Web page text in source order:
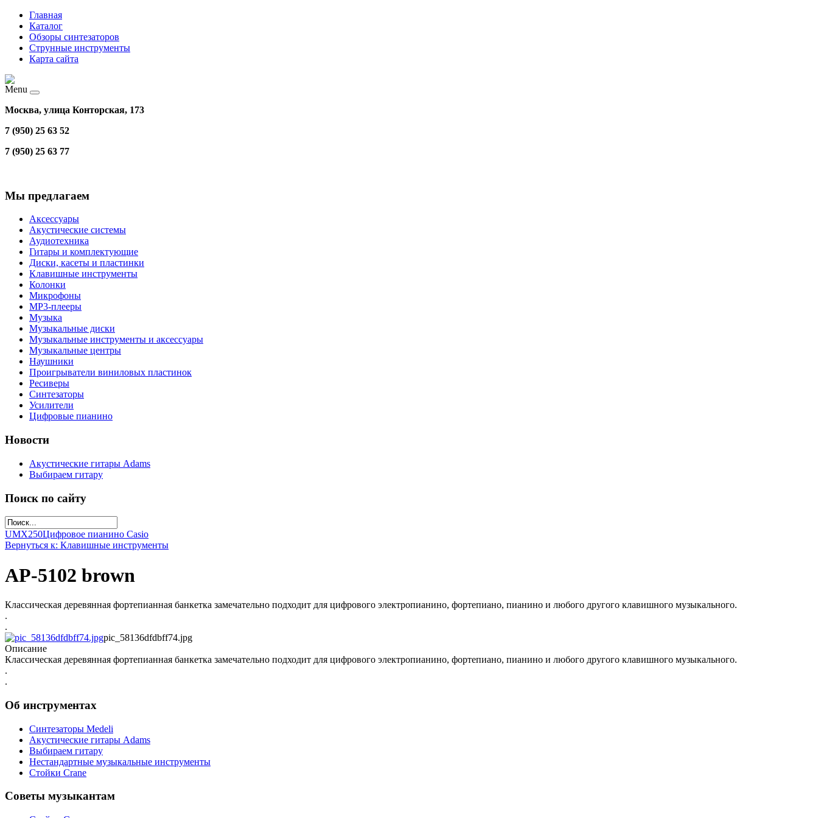
Главная
Каталог
Обзоры синтезаторов
Струнные инструменты
Карта сайта
Menu
Москва, улица Конторская, 173
7 (950) 25 63 52
7 (950) 25 63 77
Мы предлагаем
Аксессуары
Акустические системы
Аудиотехника
Гитары и комплектующие
Диски, касеты и пластинки
Клавишные инструменты
Колонки
Микрофоны
МР3-плееры
Музыка
Музыкальные диски
Музыкальные инструменты и аксессуары
Музыкальные центры
Наушники
Проигрыватели виниловых пластинок
Ресиверы
Синтезаторы
Усилители
Цифровые пианино
Новости
Акустические гитары Adams
Выбираем гитару
Поиск по сайту
UMX250Цифровое пианино Casio
Вернуться к: Клавишные инструменты
AP-5102 brown
Классическая деревянная фортепианная банкетка замечательно подходит для цифрового электропианино, фортепиано, пианино и любого другого клавишного музыкального.
.
.
pic_58136dfdbff74.jpg
Описание
Классическая деревянная фортепианная банкетка замечательно подходит для цифрового электропианино, фортепиано, пианино и любого другого клавишного музыкального.
.
.
Об инструментах
Синтезаторы Мedeli
Акустические гитары Adams
Выбираем гитару
Нестандартные музыкальные инструменты
Стойки Crane
Советы музыкантам